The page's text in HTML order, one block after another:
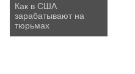
Как в США
зарабатывают на
тюрьмах